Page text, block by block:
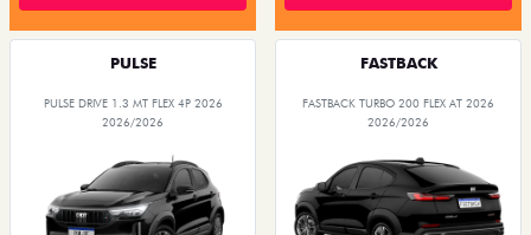
PULSE
PULSE DRIVE 1.3 MT FLEX 4P 2026
2026/2026
FASTBACK
FASTBACK TURBO 200 FLEX AT 2026
2026/2026